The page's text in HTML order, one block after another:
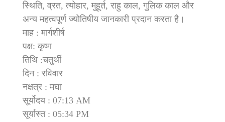
स्थिति, व्रत, त्योहार, मुहूर्त, राहु काल, गुलिक काल और
अन्य महत्वपूर्ण ज्योतिषीय जानकारी प्रदान करता है।
माह : मार्गशीर्ष
पक्ष: कृष्ण
तिथि :चतुर्थी
दिन : रविवार
नक्षत्र : मघा
सूर्योदय : 07:13 AM
सूर्यास्त : 05:34 PM